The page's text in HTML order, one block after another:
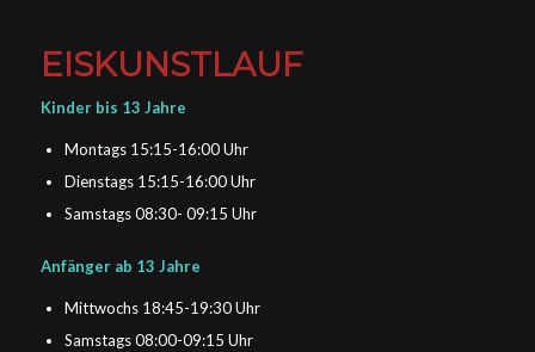
EISKUNSTLAUF
Kinder bis 13 Jahre
Montags 15:15-16:00 Uhr
Dienstags 15:15-16:00 Uhr
Samstags 08:30- 09:15 Uhr
Anfänger ab 13 Jahre
Mittwochs 18:45-19:30 Uhr
Samstags 08:00-09:15 Uhr